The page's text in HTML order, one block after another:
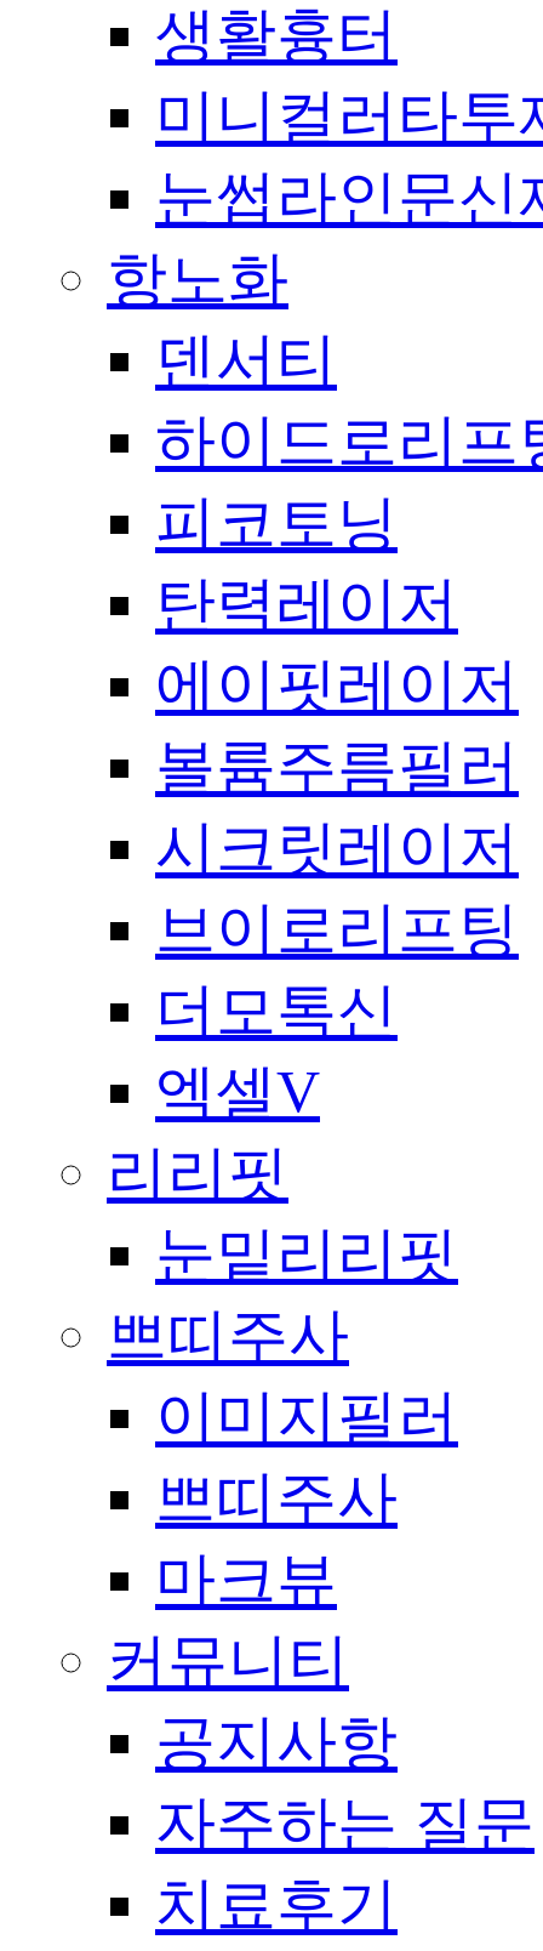
생활흉터
미니컬러타투
눈썹라인문신
항노화
덴서티
하이드로리프
피코토닝
탄력레이저
에이핏레이저
볼륨주름필러
시크릿레이저
브이로리프팅
더모톡신
엑셀V
리리핏
눈밑리리핏
쁘띠주사
이미지필러
쁘띠주사
마크뷰
커뮤니티
공지사항
자주하는 질문
치료후기